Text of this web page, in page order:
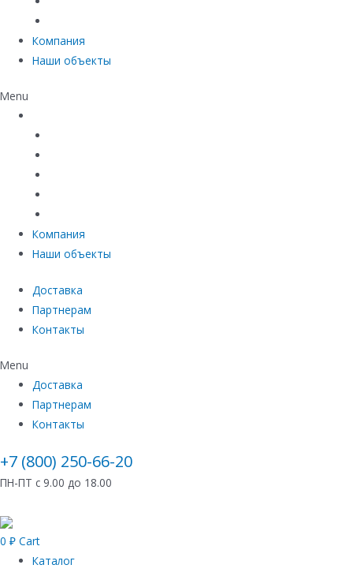
Компания
Наши объекты
Menu
Компания
Наши объекты
Доставка
Партнерам
Контакты
Menu
Доставка
Партнерам
Контакты
+7 (800) 250-66-20
ПН-ПТ с 9.00 до 18.00
0 ₽ Cart
Каталог